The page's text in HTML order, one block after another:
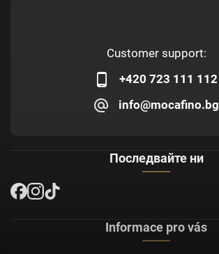
Customer support:
+420 723 111 112
info@mocafino.bg
Последвайте ни
Informace pro vás